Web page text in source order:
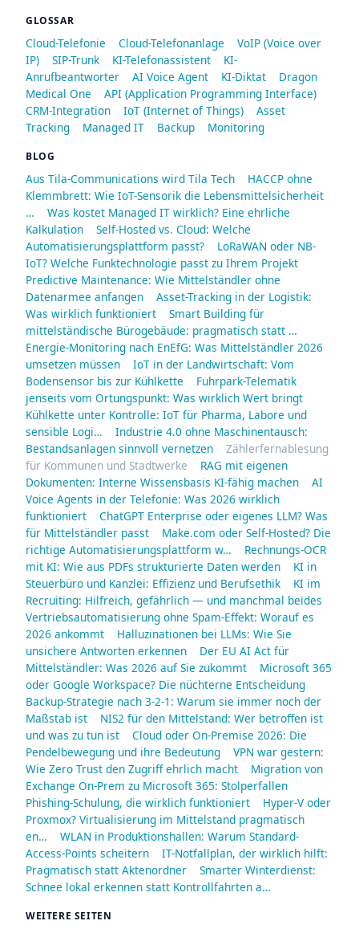
GLOSSAR
Cloud-Telefonie Cloud-Telefonanlage
VoIP (Voice over
IP)
SIP-Trunk KI-Telefonassistent
KI-
Anrufbeantworter
AI Voice Agent KI-Diktat
Dragon
Medical One
API (Application Programming Interface)
CRM-Integration
IoT (Internet of Things)
Asset
Tracking
Managed IT Backup Monitoring
BLOG
Aus Tila-Communications wird Tila Tech
HACCP ohne
Klemmbrett: Wie IoT-Sensorik die Lebensmittelsicherheit
…
Was kostet Managed IT wirklich? Eine ehrliche
Kalkulation
Self-Hosted vs. Cloud: Welche
Automatisierungsplattform passt?
LoRaWAN oder NB-
IoT? Welche Funktechnologie passt zu Ihrem Projekt
Predictive Maintenance: Wie Mittelständler ohne
Datenarmee anfangen
Asset-Tracking in der Logistik:
Was wirklich funktioniert
Smart Building für
mittelständische Bürogebäude: pragmatisch statt …
Energie-Monitoring nach EnEfG: Was Mittelständler 2026
umsetzen müssen
IoT in der Landwirtschaft: Vom
Bodensensor bis zur Kühlkette
Fuhrpark-Telematik
jenseits vom Ortungspunkt: Was wirklich Wert bringt
Kühlkette unter Kontrolle: IoT für Pharma, Labore und
sensible Logi…
Industrie 4.0 ohne Maschinentausch:
Bestandsanlagen sinnvoll vernetzen
Zählerfernablesung
für Kommunen und Stadtwerke
RAG mit eigenen
Dokumenten: Interne Wissensbasis KI-fähig machen
AI
Voice Agents in der Telefonie: Was 2026 wirklich
funktioniert
ChatGPT Enterprise oder eigenes LLM? Was
für Mittelständler passt
Make.com oder Self-Hosted? Die
richtige Automatisierungsplattform w…
Rechnungs-OCR
mit KI: Wie aus PDFs strukturierte Daten werden
KI in
Steuerbüro und Kanzlei: Effizienz und Berufsethik
KI im
Recruiting: Hilfreich, gefährlich — und manchmal beides
Vertriebsautomatisierung ohne Spam-Effekt: Worauf es
2026 ankommt
Halluzinationen bei LLMs: Wie Sie
unsichere Antworten erkennen
Der EU AI Act für
Mittelständler: Was 2026 auf Sie zukommt
Microsoft 365
oder Google Workspace? Die nüchterne Entscheidung
Backup-Strategie nach 3-2-1: Warum sie immer noch der
Maßstab ist
NIS2 für den Mittelstand: Wer betroffen ist
und was zu tun ist
Cloud oder On-Premise 2026: Die
Pendelbewegung und ihre Bedeutung
VPN war gestern:
Wie Zero Trust den Zugriff ehrlich macht
Migration von
Exchange On-Prem zu Microsoft 365: Stolperfallen
Phishing-Schulung, die wirklich funktioniert
Hyper-V oder
Proxmox? Virtualisierung im Mittelstand pragmatisch
en…
WLAN in Produktionshallen: Warum Standard-
Access-Points scheitern
IT-Notfallplan, der wirklich hilft:
Pragmatisch statt Aktenordner
Smarter Winterdienst:
Schnee lokal erkennen statt Kontrollfahrten a…
WEITERE SEITEN